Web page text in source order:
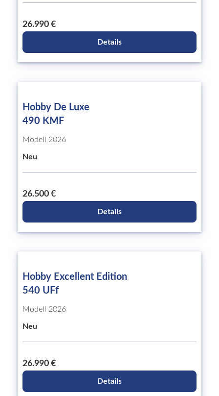
26.990 €
Details
Hobby De Luxe
490 KMF
Modell 2026
Neu
26.500 €
Details
Hobby Excellent Edition
540 UFf
Modell 2026
Neu
26.990 €
Details